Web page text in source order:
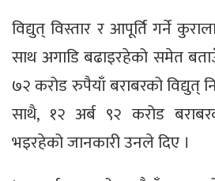
विद्युत् विस्तार र आपूर्ति गर्ने
साथ अगाडि बढाइरहेको समेत
७२ करोड रुपैयाँ बराबरको विद्युत्
साथै, १२ अर्ब ९२ करोड
भइरहेको जानकारी उनले दिए ।